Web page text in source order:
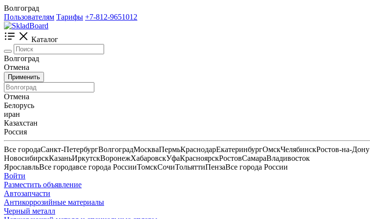
Волгоград
Пользователям Тарифы +7-812-9651012
Каталог
Волгоград
Отмена
Применить
Отмена
Белорусь
иран
Казахстан
Россия
Все городаСанкт-ПетербургВолгоградМоскваПермьКраснодарЕкатеринбургОмскЧелябинскРостов-на-Дону
НовосибирскКазаньИркутскВоронежХабаровскУфаКрасноярскРостовСамараВладивосток
ЯрославльВсе городавсе города РоссииТомскСочиТольяттиПензаВсе города России
Войти
Разместить объявление
Автозапчасти
Антикоррозийные материалы
Черный металл